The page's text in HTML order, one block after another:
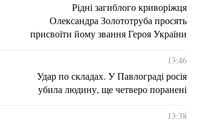
Рідні загиблого криворіжця
Олександра Золототруба просять
присвоїти йому звання Героя України
13:46
Удар по складах. У Павлограді росія
убила людину, ще четверо поранені
13:38